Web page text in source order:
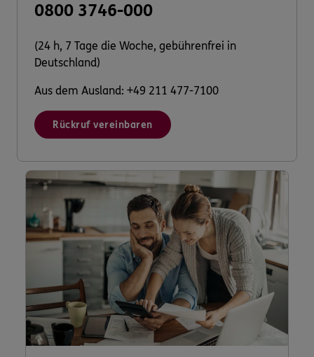
0800 3746-000
(24 h, 7 Tage die Woche, gebührenfrei in
Deutschland)
Aus dem Ausland: +49 211 477-7100
Rückruf vereinbaren